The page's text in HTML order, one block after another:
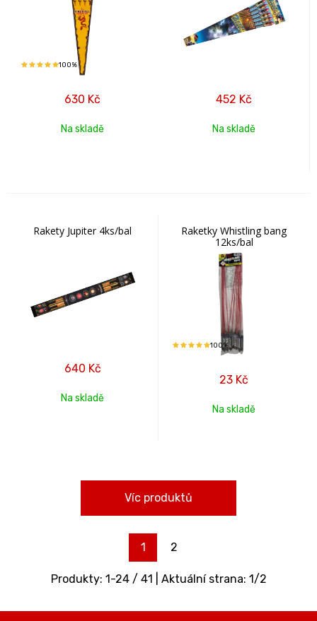
100%
630 Kč
Na skladě
452 Kč
Na skladě
Rakety Jupiter 4ks/bal
640 Kč
Na skladě
Raketky Whistling bang
12ks/bal
100%
23 Kč
Na skladě
Víc produktů
1 2
Produkty: 1-24/ 41 | Aktuální strana: 1/2